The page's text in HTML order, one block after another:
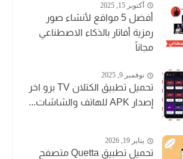
أكتوبر 15, 2025
أفضل 5 مواقع لأنشاء صور
رمزية أفاتار بالذكاء الاصطناعي
مجاناً
نوفمبر 9, 2025
تحميل تطبيق الكتلان TV برو اخر
إصدار APK للهاتف والشاشات...
يناير 19, 2026
تحميل تطبيق Quetta متصفح